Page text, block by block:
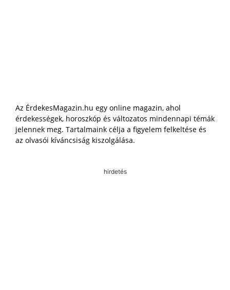
Az ÉrdekesMagazin.hu egy online magazin, ahol
érdekességek, horoszkóp és változatos mindennapi témák
jelennek meg. Tartalmaink célja a figyelem felkeltése és
az olvasói kíváncsiság kiszolgálása.
hirdetés